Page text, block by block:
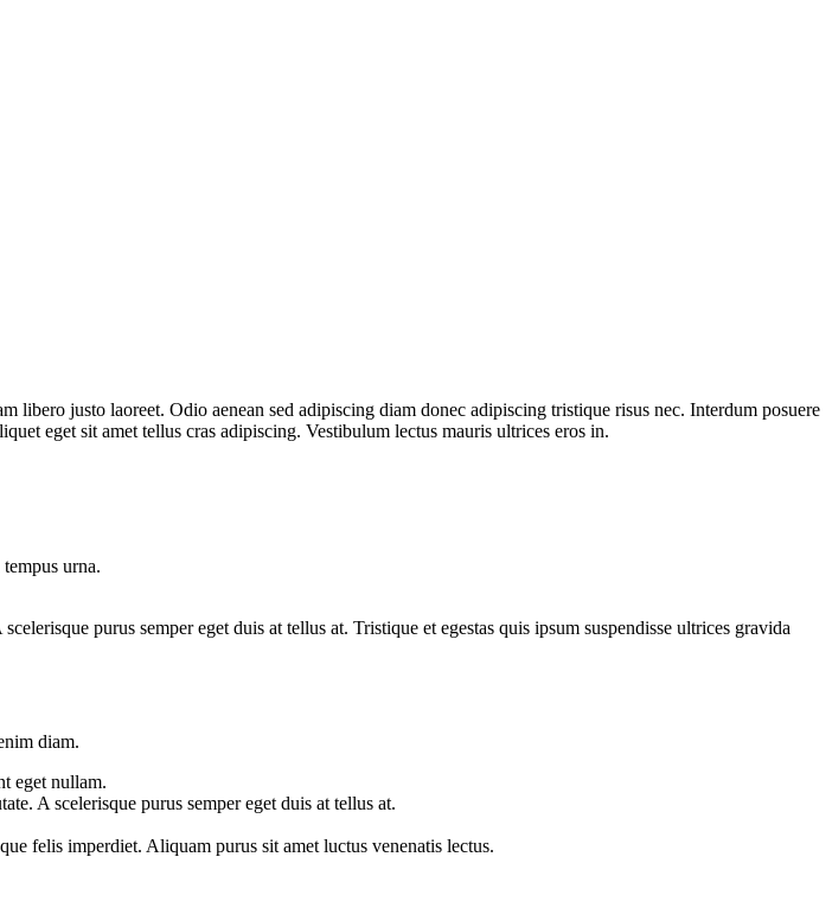
justo laoreet. Odio aenean sed adipiscing diam donec adipiscing tristique risus nec. Interdum posuere
eget sit amet tellus cras adipiscing. Vestibulum lectus mauris ultrices eros in.
urna.
purus semper eget duis at tellus at. Tristique et egestas quis ipsum suspendisse ultrices gravida
diam.
eget nullam.
A scelerisque purus semper eget duis at tellus at.
felis imperdiet. Aliquam purus sit amet luctus venenatis lectus.